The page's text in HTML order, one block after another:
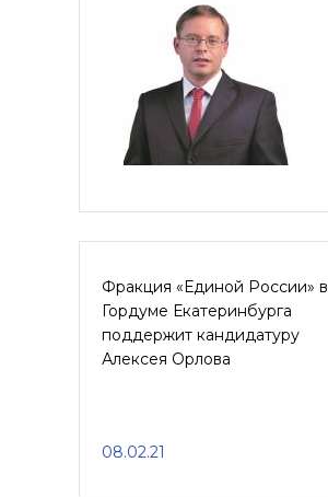
Фракция «Единой России» в
Гордуме Екатеринбурга
поддержит кандидатуру
Алексея Орлова
08.02.21